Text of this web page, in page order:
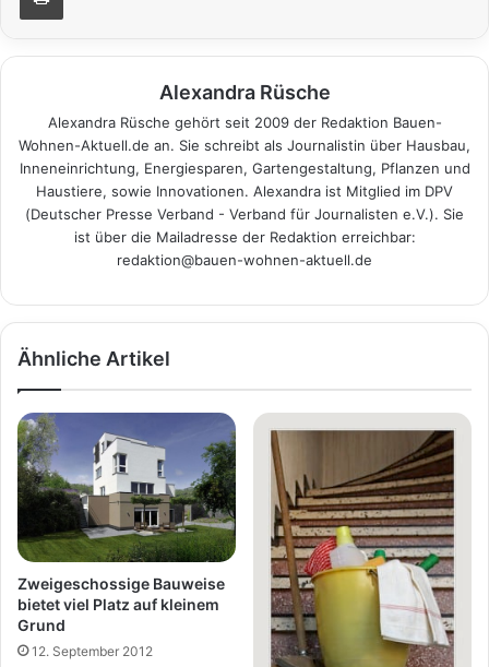
Alexandra Rüsche
Alexandra Rüsche gehört seit 2009 der Redaktion Bauen-
Wohnen-Aktuell.de an. Sie schreibt als Journalistin über Hausbau,
Inneneinrichtung, Energiesparen, Gartengestaltung, Pflanzen und
Haustiere, sowie Innovationen. Alexandra ist Mitglied im DPV
(Deutscher Presse Verband - Verband für Journalisten e.V.). Sie
ist über die Mailadresse der Redaktion erreichbar:
redaktion@bauen-wohnen-aktuell.de
Ähnliche Artikel
Zweigeschossige Bauweise
bietet viel Platz auf kleinem
Grund
12. September 2012